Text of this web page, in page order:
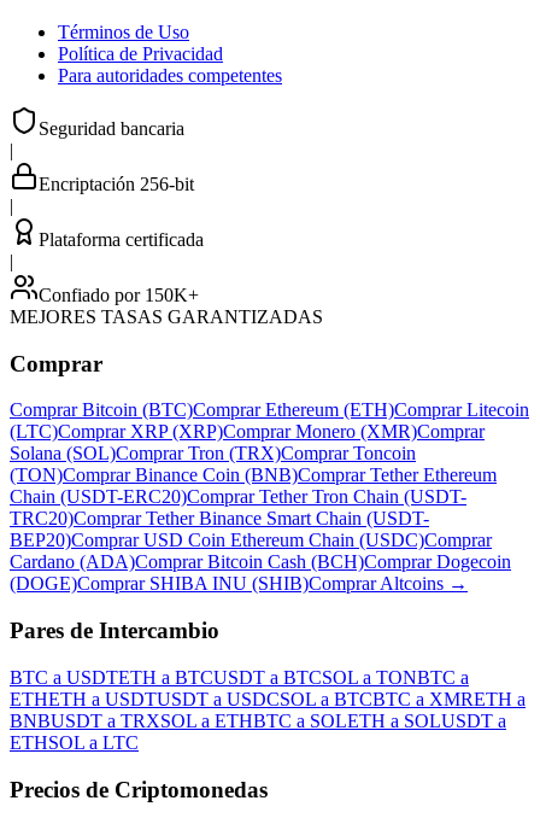
Términos de Uso
Política de Privacidad
Para autoridades competentes
Seguridad bancaria
|
Encriptación 256-bit
|
Plataforma certificada
|
Confiado por 150K+
MEJORES TASAS GARANTIZADAS
Comprar
Comprar Bitcoin (BTC)Comprar Ethereum (ETH)Comprar Litecoin
(LTC)Comprar XRP (XRP)Comprar Monero (XMR)Comprar
Solana (SOL)Comprar Tron (TRX)Comprar Toncoin
(TON)Comprar Binance Coin (BNB)Comprar Tether Ethereum
Chain (USDT-ERC20)Comprar Tether Tron Chain (USDT-
TRC20)Comprar Tether Binance Smart Chain (USDT-
BEP20)Comprar USD Coin Ethereum Chain (USDC)Comprar
Cardano (ADA)Comprar Bitcoin Cash (BCH)Comprar Dogecoin
(DOGE)Comprar SHIBA INU (SHIB)Comprar Altcoins →
Pares de Intercambio
BTC a USDTETH a BTCUSDT a BTCSOL a TONBTC a
ETHETH a USDTUSDT a USDCSOL a BTCBTC a XMRETH a
BNBUSDT a TRXSOL a ETHBTC a SOLETH a SOLUSDT a
ETHSOL a LTC
Precios de Criptomonedas